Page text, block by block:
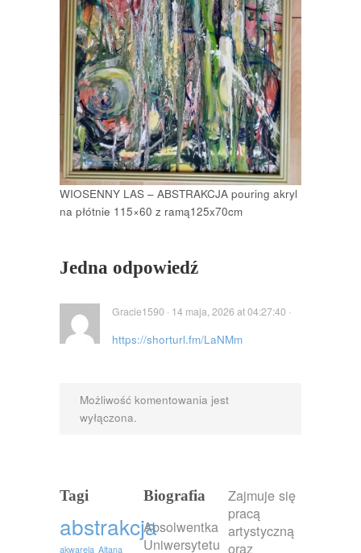
WIOSENNY LAS – ABSTRAKCJA pouring akryl
na płótnie 115×60 z ramą125x70cm
Jedna odpowiedź
Gracie1590 · 14 maja, 2026 at 04:27:40 ·
https://shorturl.fm/LaNMm
Możliwość komentowania jest
wyłączona.
Tagi
abstrakcja
akwarela Altana
Biografia
Absolwentka
Uniwersytetu
Zajmuje się
pracą
artystyczną
oraz